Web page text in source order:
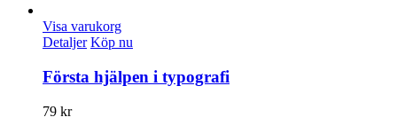
Visa varukorg
Detaljer Köp nu
Första hjälpen i typografi
79 kr